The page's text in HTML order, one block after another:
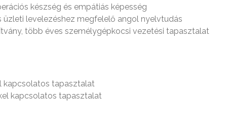
készség és empátiás képesség
üzleti levelezéshez megfelelő angol nyelvtudás
több éves személygépkocsi vezetési tapasztalat
kapcsolatos tapasztalat
kapcsolatos tapasztalat